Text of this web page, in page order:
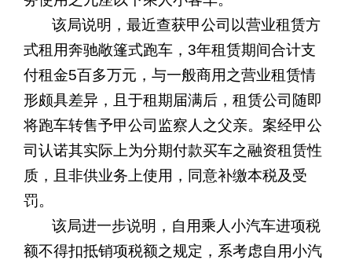
该局说明，最近查获甲公司以营业租赁方
式租用奔驰敞篷式跑车， 3年租赁期间合计支
付租金5百多万元，与一般商用之营业租赁情
形颇具差异，且于租期届满后，租赁公司随即
将跑车转售予甲公司监察人之父亲。案经甲公
司认诺其实际上为分期付款买车之融资租赁性
质，且非供业务上使用，同意补缴本税及受
罚。
该局进一步说明，自用乘人小汽车进项税
额不得扣抵销项税额之规定，系考虑自用小汽